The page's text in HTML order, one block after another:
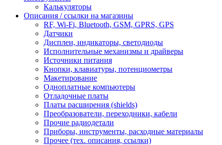
Калькуляторы
Описания / ссылки на магазины
RF, Wi-Fi, Bluetooth, GSM, GPRS, GPS
Датчики
Дисплеи, индикаторы, светодиоды
Исполнительные механизмы и драйверы
Источники питания
Кнопки, клавиатуры, потенциометры
Макетирование
Одноплатные компьютеры
Отладочные платы
Платы расширения (shields)
Преобразователи, переходники, кабели
Прочие радиодетали
Приборы, инструменты, расходные материалы
Прочее (тех. описания, ссылки)